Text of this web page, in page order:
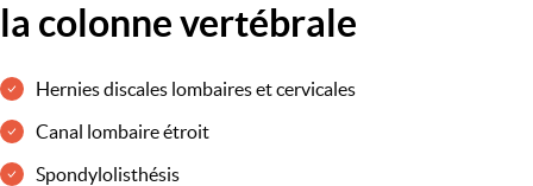
la colonne vertébrale
Hernies discales lombaires et cervicales
Canal lombaire étroit
Spondylolisthésis